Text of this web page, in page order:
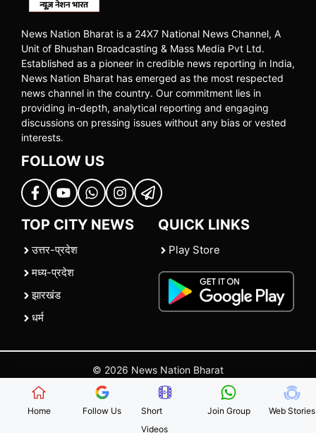
News Nation Bharat is a 24X7 National News Channel, A
Unit of Bhushan Broadcasting & Mass Media Pvt Ltd.
Established as a pioneer in credible news reporting in India,
News Nation Bharat has emerged as the most respected
news channel in the country. Our commitment lies in
providing in-depth, analytical reporting and engaging
discussions on pressing issues without any bias or vested
interests.
FOLLOW US
TOP CITY NEWS
उत्तर-प्रदेश
मध्य-प्रदेश
झारखंड
धर्म
QUICK LINKS
Play Store
© 2026 News Nation Bharat
| |Contact Us |Policies Terms and Conditions
Home Follow Us
Short
Videos
Join Group Web Stories